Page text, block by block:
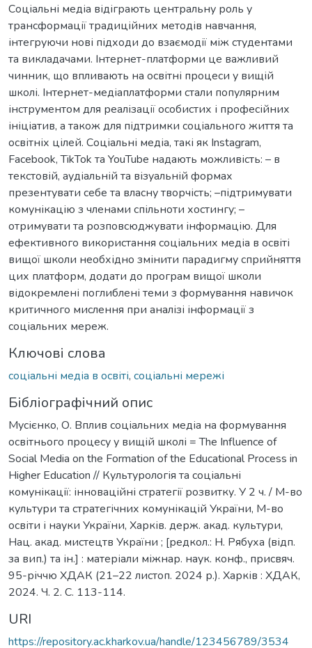
Cоціальні медіа відіграють центральну роль у
трансформації традиційних методів навчання,
інтегруючи нові підходи до взаємодії між студентами
та викладачами. Iнтернет-платформи це важливий
чинник, що впливають на освітні процеси у вищій
школі. Інтернет-медіаплатформи стали популярним
інструментом для реалізації особистих і професійних
ініціатив, а також для підтримки соціального життя та
освітніх цілей. Соціальні медіа, такі як Instagram,
Facebook, TikTok та YouTube надають можливість: – в
текстовій, аудіальній та візуальній формах
презентувати себе та власну творчість; –підтримувати
комунікацію з членами спільноти хостингу; –
отримувати та розповсюджувати інформацію. Для
ефективного використання соціальних медіа в освіті
вищої школи необхідно змінити парадигму сприйняття
цих платформ, додати до програм вищої школи
відокремлені поглиблені теми з формування навичок
критичного мислення при аналізі інформації з
соціальних мереж.
Ключові слова
соціальні медіа в освіті, соціальні мережі
Бібліографічний опис
Мусієнко, О. Вплив соціальних медіа на формування
освітнього процесу у вищій школі = The Influence of
Social Media on the Formation of the Educational Process in
Higher Education // Культурологія та соціальні
комунікації: інноваційні стратегії розвитку. У 2 ч. / М-во
культури та стратегічних комунікацій України, М-во
освіти і науки України, Харків. держ. акад. культури,
Нац. акад. мистецтв України ; [редкол.: Н. Рябуха (відп.
за вип.) та ін.] : матеріали міжнар. наук. конф., присвяч.
95-річчю ХДАК (21–22 листоп. 2024 р.). Харків : ХДАК,
2024. Ч. 2. С. 113-114.
URI
https://repository.ac.kharkov.ua/handle/123456789/3534